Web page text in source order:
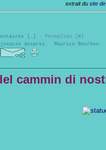
extrait du site
[…] - Permalien [#]
josquin desprez , Maurice Bourbon
cammin di